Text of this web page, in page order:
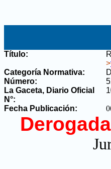
Título:
>
Categoría Normativa:
Número:
La Gaceta, Diario Oficial
N°:
Fecha Publicación: